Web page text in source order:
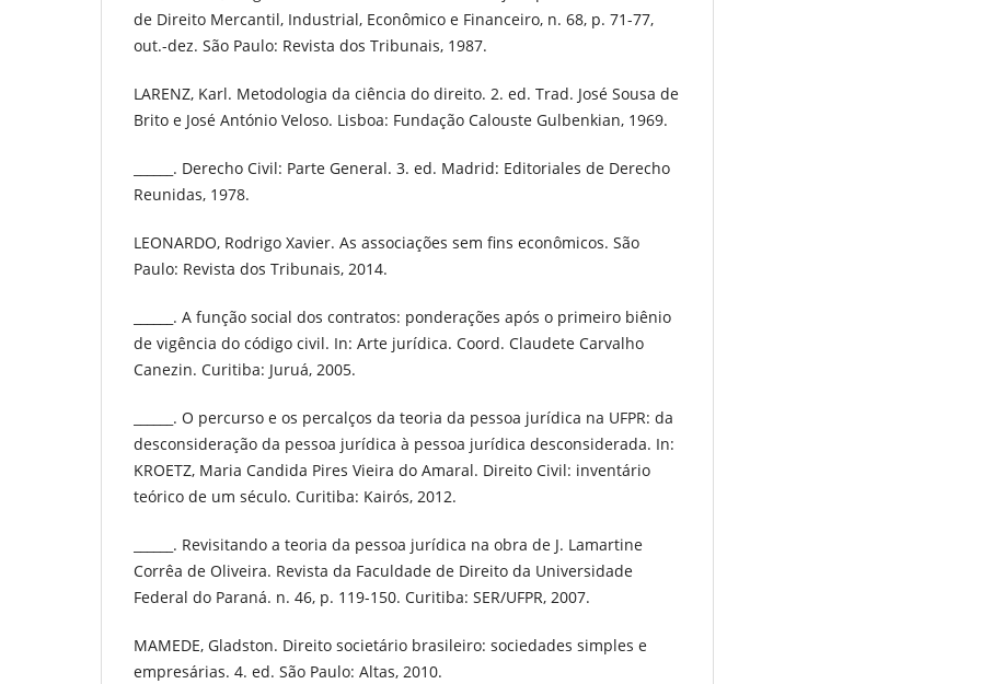
de Direito Mercantil, Industrial, Econômico e Financeiro, n. 68, p. 71-77,
out.-dez. São Paulo: Revista dos Tribunais, 1987.
LARENZ, Karl. Metodologia da ciência do direito. 2. ed. Trad. José Sousa de
Brito e José António Veloso. Lisboa: Fundação Calouste Gulbenkian, 1969.
______. Derecho Civil: Parte General. 3. ed. Madrid: Editoriales de Derecho
Reunidas, 1978.
LEONARDO, Rodrigo Xavier. As associações sem fins econômicos. São
Paulo: Revista dos Tribunais, 2014.
______. A função social dos contratos: ponderações após o primeiro biênio
de vigência do código civil. In: Arte jurídica. Coord. Claudete Carvalho
Canezin. Curitiba: Juruá, 2005.
______. O percurso e os percalços da teoria da pessoa jurídica na UFPR: da
desconsideração da pessoa jurídica à pessoa jurídica desconsiderada. In:
KROETZ, Maria Candida Pires Vieira do Amaral. Direito Civil: inventário
teórico de um século. Curitiba: Kairós, 2012.
______. Revisitando a teoria da pessoa jurídica na obra de J. Lamartine
Corrêa de Oliveira. Revista da Faculdade de Direito da Universidade
Federal do Paraná. n. 46, p. 119-150. Curitiba: SER/UFPR, 2007.
MAMEDE, Gladston. Direito societário brasileiro: sociedades simples e
empresárias. 4. ed. São Paulo: Altas, 2010.